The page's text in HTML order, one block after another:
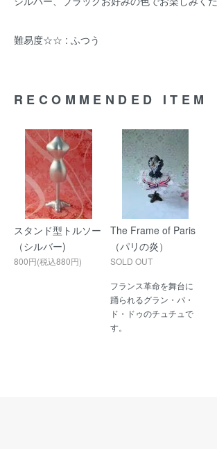
難易度☆☆ : ふつう
RECOMMENDED ITEM
スタンド型トルソー
（シルバー)
800円(税込880円)
The Frame of Paris
（パリの炎）
SOLD OUT
フランス革命を舞台に
踊られるグラン・パ・
ド・ドゥのチュチュで
す。